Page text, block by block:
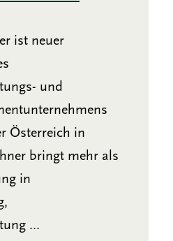
ist neuer
und
Österreich in
bringt mehr als
in
...